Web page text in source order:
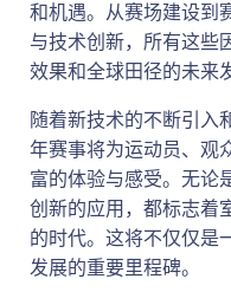
和机遇。从赛场建设到
与技术创新，所有这些
效果和全球田径的未来
随着新技术的不断引入
年赛事将为运动员、观
富的体验与感受。无论
创新的应用，都标志着
的时代。这将不仅仅是
发展的重要里程碑。